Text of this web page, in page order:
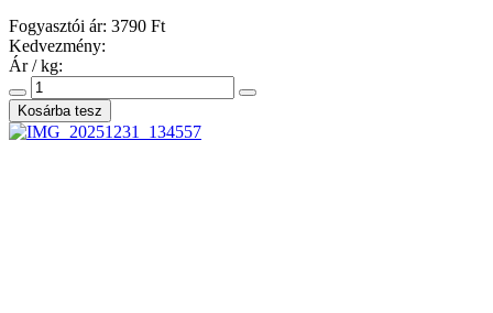
Fogyasztói ár: 3790 Ft
Kedvezmény:
Ár / kg: